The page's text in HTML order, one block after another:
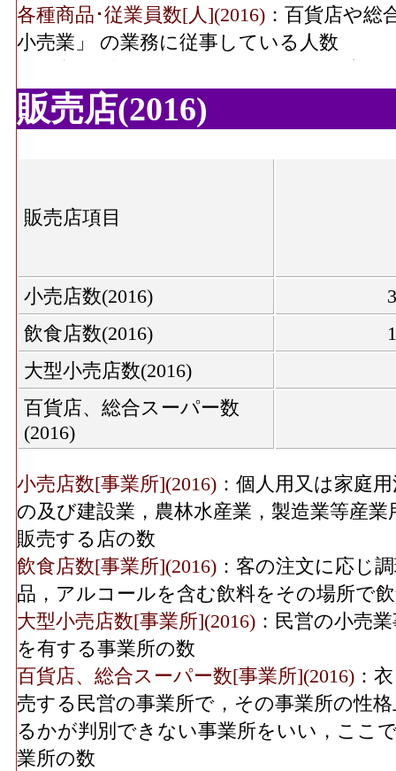
飲食料･年間商品販売額
(2016)
11,565[
飲食料･事業所数(2016)
飲食料･売り場面積(2016)
額(2016)
機械器具･事業所数(2016)
機械器具･従業員数(2016)
機械器具･売り場面積
その他･事業所数(2016)
その他･従業員数(2016)
その他･売り場面積
(2016)
無店舗･年間商品販売額
(2016)
1,548[
無店舗･事業所数(2016)
各種商品･従業員数[人](2016) ：百貨店や総
小売業」 の業務に従事している人数
品小売業」 の商品を販売用に実際に使用
織物衣服･年間商品販売額[百万円](2016)：
織物衣服･事業所数(2016)
服地・寝具、男子服、婦人・子供服、靴
織物衣服･従業員数[人](2016)
：「織物・衣
服・服地・寝具、男子服、婦人・子供服
従事している人数
織物衣服･売り場面積[㎡](2016)
(呉服・服地・寝具、男子服、婦人・子供
を販売用に実際に使用する売場の延床面積
飲食料･年間商品販売額[百万円](2016)：「
品、野菜・果実、食肉、鮮魚、酒、菓子
ける有体商品の年間販売総額
飲食料･事業所数(2016)
実、食肉、鮮魚、酒、菓子・パン、他)」
飲食料･従業員数[人](2016)：「飲食料品小
実、食肉、鮮魚、酒、菓子・パン、他)」
飲食料･売り場面積[㎡](2016)
果実、食肉、鮮魚、酒、菓子・パン、他)
使用する売場の延床面積
機械器具･年間商品販売額[百万円](2016)：
具小売業」 の事業所における有体商品の
販売店(2016)
販売店項目
小売店数(2016)
飲食店数(2016)
大型小売店数(2016)
百貨店、総合スーパー数
(2016)
小売店数[事業所](2016) ：個人用又は家庭
の及び建設業，農林水産業，製造業等産
販売する店の数
飲食店数[事業所](2016) ：客の注文に応じ
品，アルコールを含む飲料をその場所で
大型小売店数[事業所](2016) ：民営の小売
を有する事業所の数
百貨店、総合スーパー数[事業所](2016) ：
売する民営の事業所で，その事業所の性
るかが判別できない事業所をいい，ここ
業所の数